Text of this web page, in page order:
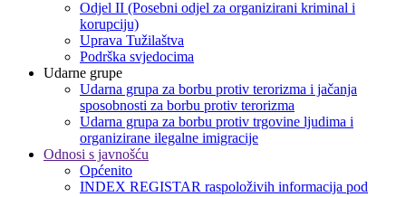
Odjel II (Posebni odjel za organizirani kriminal i
korupciju)
Uprava Tužilaštva
Podrška svjedocima
Udarne grupe
Udarna grupa za borbu protiv terorizma i jačanja
sposobnosti za borbu protiv terorizma
Udarna grupa za borbu protiv trgovine ljudima i
organizirane ilegalne imigracije
Odnosi s javnošću
Općenito
INDEX REGISTAR raspoloživih informacija pod